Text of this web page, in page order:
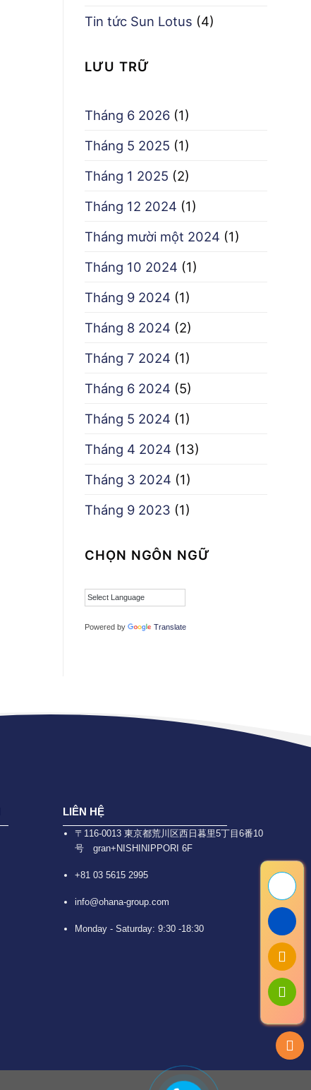
Tin tức Sun Lotus (4)
LƯU TRỮ
Tháng 6 2026 (1)
Tháng 5 2025 (1)
Tháng 1 2025 (2)
Tháng 12 2024 (1)
Tháng mười một 2024 (1)
Tháng 10 2024 (1)
Tháng 9 2024 (1)
Tháng 8 2024 (2)
Tháng 7 2024 (1)
Tháng 6 2024 (5)
Tháng 5 2024 (1)
Tháng 4 2024 (13)
Tháng 3 2024 (1)
Tháng 9 2023 (1)
CHỌN NGÔN NGỮ
Powered by Translate
LIÊN HỆ
〒116-0013 東京都荒川区西日暮里5丁目6番10
号 gran+NISHINIPPORI 6F
+81 03 5615 2995
info@ohana-group.com
Monday - Saturday: 9:30 -18:30